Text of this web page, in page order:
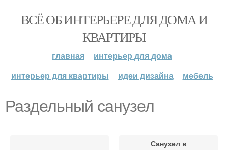
ВСЁ ОБ ИНТЕРЬЕРЕ ДЛЯ ДОМА И
КВАРТИРЫ
главная
интерьер для дома
интерьер для квартиры
идеи дизайна мебель
Раздельный санузел
Санузел в